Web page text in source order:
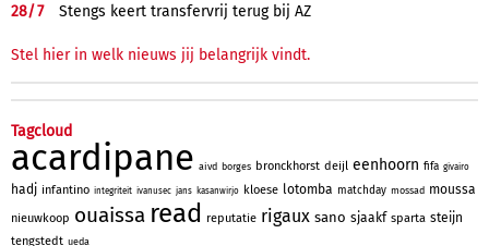
28/7 Stengs keert transfervrij terug bij AZ
Stel hier in welk nieuws jij belangrijk vindt.
Tagcloud
acardipane aivd borges bronckhorst deijl eenhoorn fifa givairo
hadj infantino integriteit ivanusec jans kasanwirjo kloese lotomba matchday mossad moussa
nieuwkoop ouaissa read reputatie rigaux sano sjaakf sparta steijn
tengstedt ueda